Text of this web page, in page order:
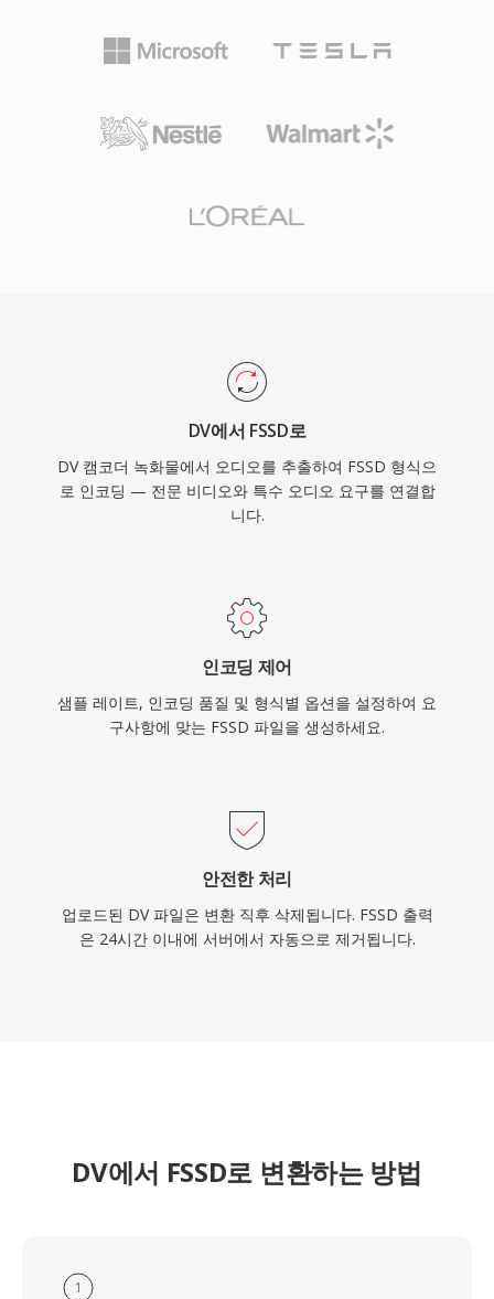
DV에서 FSSD로
DV 캠코더 녹화물에서 오디오를 추출하여 FSSD 형식으
로 인코딩 — 전문 비디오와 특수 오디오 요구를 연결합
니다.
인코딩 제어
샘플 레이트, 인코딩 품질 및 형식별 옵션을 설정하여 요
구사항에 맞는 FSSD 파일을 생성하세요.
안전한 처리
업로드된 DV 파일은 변환 직후 삭제됩니다. FSSD 출력
은 24시간 이내에 서버에서 자동으로 제거됩니다.
DV에서 FSSD로 변환하는 방법
1